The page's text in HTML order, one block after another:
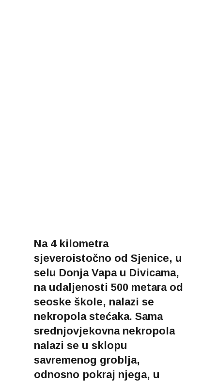
Na 4 kilometra
sjeveroistočno od Sjenice, u
selu Donja Vapa u Divicama,
na udaljenosti 500 metara od
seoske škole, nalazi se
nekropola stećaka. Sama
srednjovjekovna nekropola
nalazi se u sklopu
savremenog groblja,
odnosno pokraj njega, u